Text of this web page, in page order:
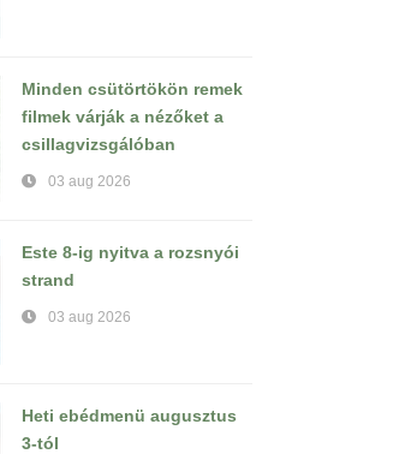
Minden csütörtökön remek
filmek várják a nézőket a
csillagvizsgálóban
03 aug 2026
Este 8-ig nyitva a rozsnyói
strand
03 aug 2026
Heti ebédmenü augusztus
3-tól